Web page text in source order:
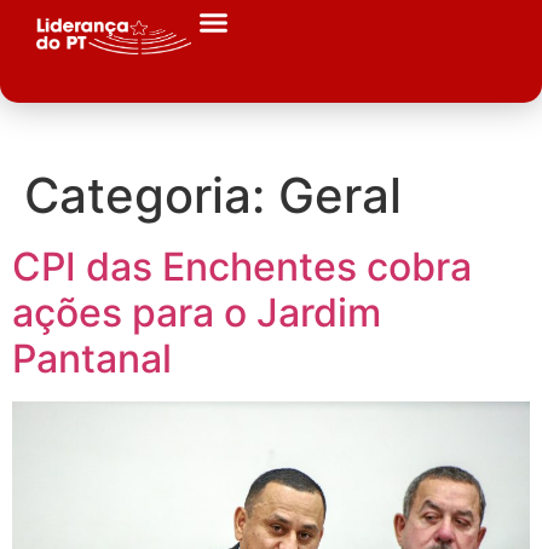
Categoria: Geral
CPI das Enchentes cobra
ações para o Jardim
Pantanal